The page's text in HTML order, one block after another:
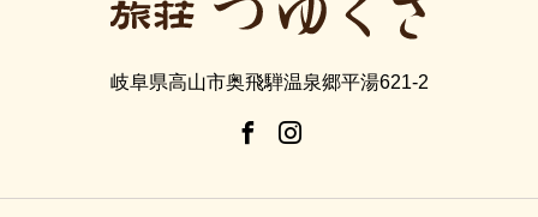
岐阜県高山市奥飛騨温泉郷平湯621-2